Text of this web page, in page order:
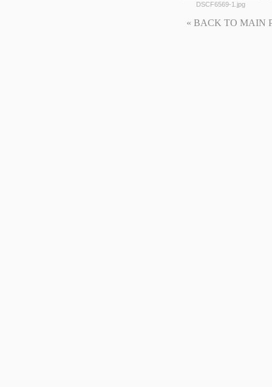
DSCF6569-1.jpg
« BACK TO MAIN